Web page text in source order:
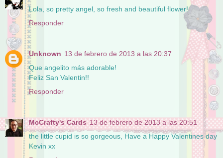
Lola, so pretty angel, so fresh and beautiful flower!
Responder
Unknown 13 de febrero de 2013 a las 20:37
Que angelito más adorable!
Feliz San Valentin!!
Responder
McCrafty's Cards 13 de febrero de 2013 a las 20:51
the little cupid is so gorgeous, Have a Happy Valentines day
Kevin xx